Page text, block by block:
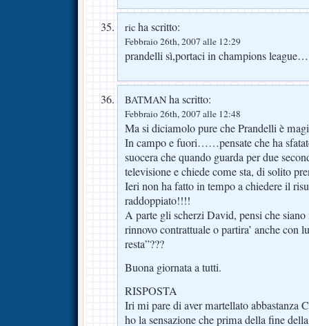
ric ha scritto:
Febbraio 26th, 2007 alle 12:29
prandelli sì,portaci in champions
BATMAN ha scritto:
Febbraio 26th, 2007 alle 12:48
Ma si diciamolo pure che Prandelli è
In campo e fuori……pensate che ha
suocera che quando guarda per due
televisione e chiede come sta, di solito
Ieri non ha fatto in tempo a chiedere il
raddoppiato!!!!
A parte gli scherzi David, pensi che
rinnovo contrattuale o partira’ anche con
resta”???
Buona giornata a tutti.
RISPOSTA
Iri mi pare di aver martellato abbastanza
ho la sensazione che prima della fine